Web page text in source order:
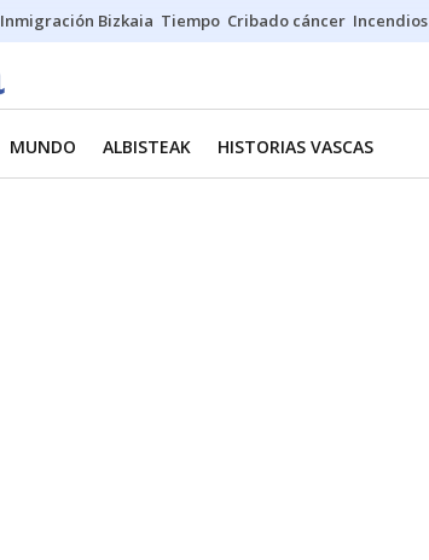
Inmigración Bizkaia Tiempo Cribado cáncer Incendios
MUNDO ALBISTEAK HISTORIAS VASCAS